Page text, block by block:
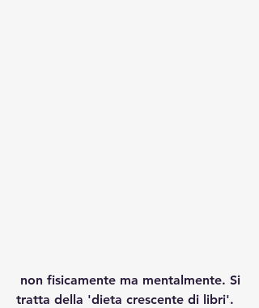
tratta della 'dieta crescente di libri'.